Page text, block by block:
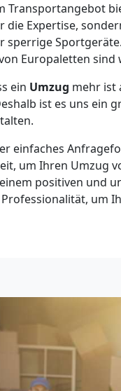
Transportangebot
die Expertise,
sperrige
Europaletten sind
ein Umzug mehr ist
ist es uns ein
einfaches
um Ihren Umzug
positiven und
um